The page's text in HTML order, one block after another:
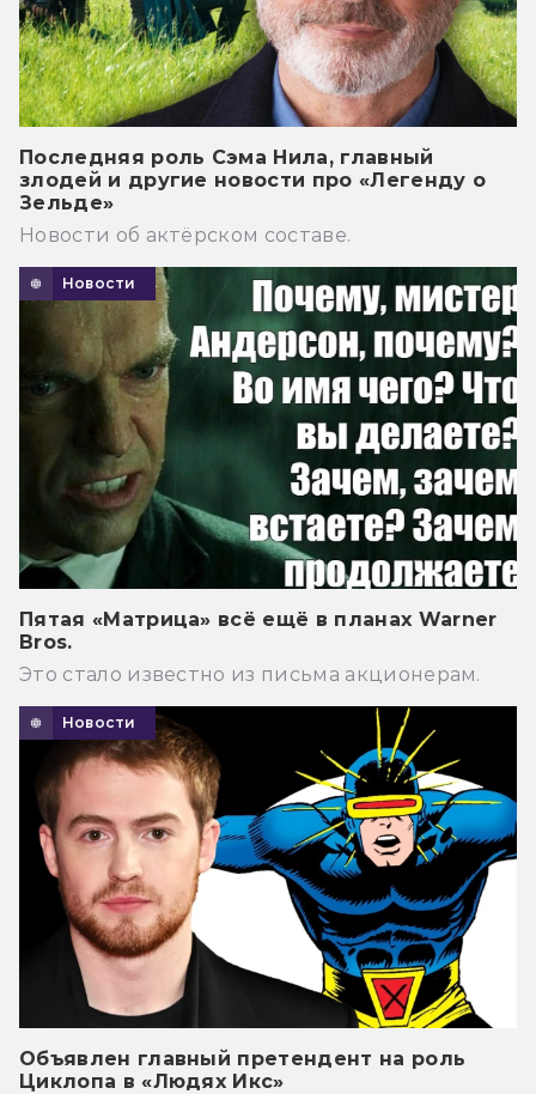
Последняя роль Сэма Нила, главный
злодей и другие новости про «Легенду о
Зельде»
Новости об актёрском составе.
Новости
Пятая «Матрица» всё ещё в планах Warner
Bros.
Это стало известно из письма акционерам.
Новости
Объявлен главный претендент на роль
Циклопа в «Людях Икс»